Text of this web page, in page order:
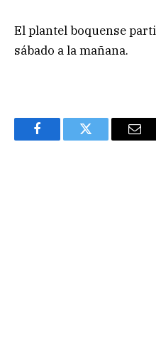
El plantel boquense
sábado a la mañana.
FacebookTwitter